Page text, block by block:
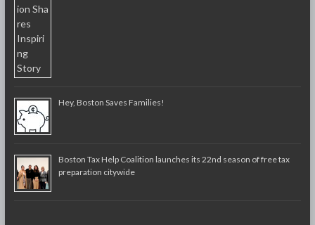
Hey, Boston Saves Families!
Boston Tax Help Coalition launches its 22nd season of free tax
preparation citywide